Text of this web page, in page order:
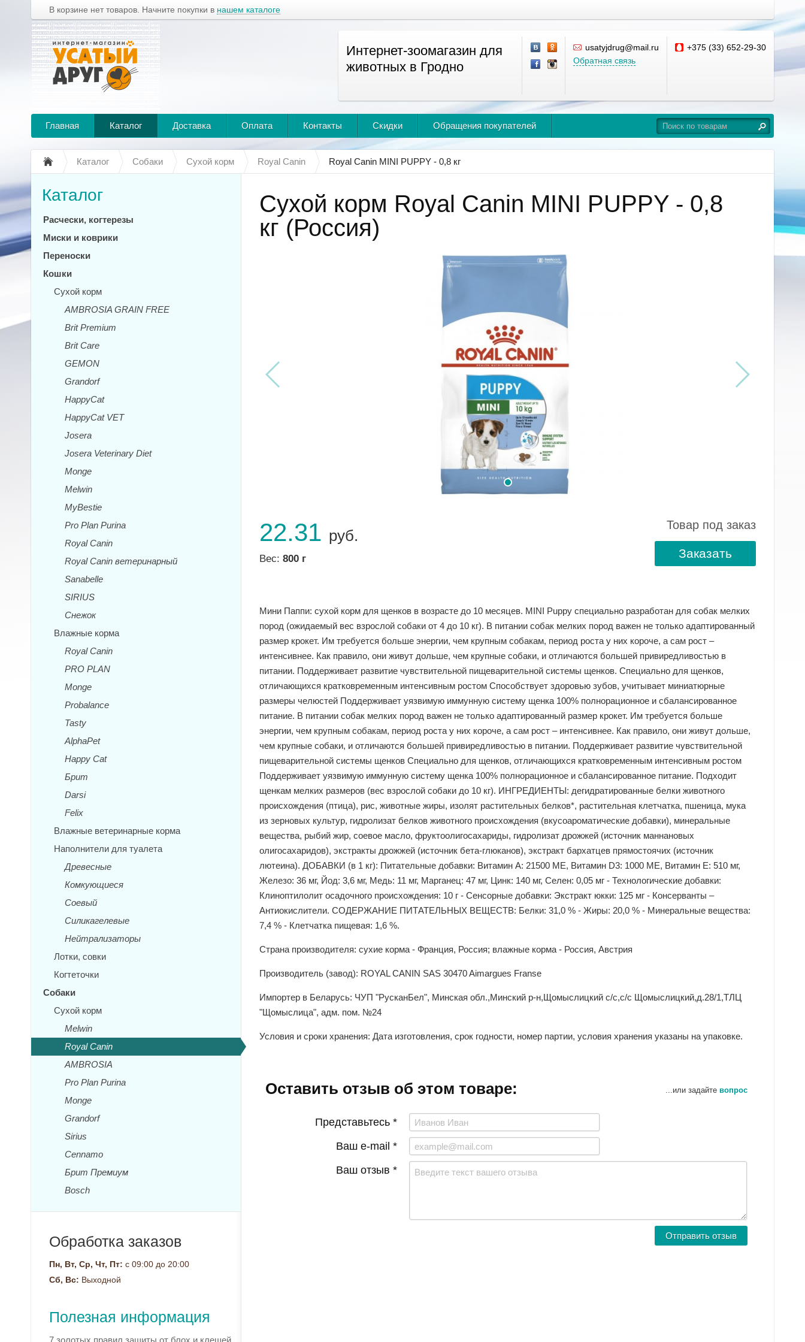
В корзине нет товаров. Начните покупки в нашем каталоге
Интернет-зоомагазин для
животных в Гродно
usatyjdrug@mail.ru
Обратная связь
+375 (33) 652-29-30
Главная Каталог Доставка Оплата Контакты Скидки Обращения покупателей
Каталог Собаки Сухой корм Royal Canin Royal Canin MINI PUPPY - 0,8 кг
Сухой корм Royal Canin MINI PUPPY - 0,8
кг (Россия)
22.31 руб.
Вес: 800 г
Товар под заказ
Заказать
Мини Паппи: сухой корм для щенков в возрасте до 10 месяцев. MINI Puppy специально разработан для собак мелких
пород (ожидаемый вес взрослой собаки от 4 до 10 кг). В питании собак мелких пород важен не только адаптированный
размер крокет. Им требуется больше энергии, чем крупным собакам, период роста у них короче, а сам рост –
интенсивнее. Как правило, они живут дольше, чем крупные собаки, и отличаются большей привиредливостью в
питании. Поддерживает развитие чувствительной пищеварительной системы щенков. Специально для щенков,
отличающихся кратковременным интенсивным ростом Способствует здоровью зубов, учитывает миниатюрные
размеры челюстей Поддерживает уязвимую иммунную систему щенка 100% полнорационное и сбалансированное
питание. В питании собак мелких пород важен не только адаптированный размер крокет. Им требуется больше
энергии, чем крупным собакам, период роста у них короче, а сам рост – интенсивнее. Как правило, они живут дольше,
чем крупные собаки, и отличаются большей привиредливостью в питании. Поддерживает развитие чувствительной
пищеварительной системы щенков Специально для щенков, отличающихся кратковременным интенсивным ростом
Поддерживает уязвимую иммунную систему щенка 100% полнорационное и сбалансированное питание. Подходит
щенкам мелких размеров (вес взрослой собаки до 10 кг). ИНГРЕДИЕНТЫ: дегидратированные белки животного
происхождения (птица), рис, животные жиры, изолят растительных белков*, растительная клетчатка, пшеница, мука
из зерновых культур, гидролизат белков животного происхождения (вкусоароматические добавки), минеральные
вещества, рыбий жир, соевое масло, фруктоолигосахариды, гидролизат дрожжей (источник мaннановых
олигосахаридов), экстракты дрожжей (источник бета-глюканов), экстракт бархатцев прямостоячих (источник
лютеина). ДОБАВКИ (в 1 кг): Питательные добавки: Витамин A: 21500 ME, Витамин D3: 1000 ME, Витамин E: 510 мг,
Железо: 36 мг, Йод: 3,6 мг, Медь: 11 мг, Марганец: 47 мг, Цинк: 140 мг, Ceлeн: 0,05 мг - Технологические добавки:
Клиноптилолит осадочного происхождения: 10 г - Сенсорные добавки: Экстракт юкки: 125 мг - Консерванты –
Антиокислители. СОДЕРЖАНИЕ ПИТАТЕЛЬНЫХ ВЕЩЕСТВ: Белки: 31,0 % - Жиры: 20,0 % - Минеральные вещества:
7,4 % - Клетчатка пищевая: 1,6 %.
Страна производителя: сухие корма - Франция, Россия; влажные корма - Россия, Австрия
Производитель (завод): ROYAL CANIN SAS 30470 Aimargues Franse
Импортер в Беларусь: ЧУП "РусканБел", Минская обл.,Минский р-н,Щомыслицкий с/с,с/с Щомыслицкий,д.28/1,ТЛЦ
"Щомыслица", адм. пом. №24
Условия и сроки хранения: Дата изготовления, срок годности, номер партии, условия хранения указаны на упаковке.
Оставить отзыв об этом товаре: ...или задайте вопрос
Представьтесь *
Ваш e-mail *
Ваш отзыв *
Каталог
Расчески, когтерезы
Миски и коврики
Переноски
Кошки
Сухой корм
AMBROSIA GRAIN FREE
Brit Premium
Brit Care
GEMON
Grandorf
HappyCat
HappyCat VET
Josera
Josera Veterinary Diet
Monge
Melwin
MyBestie
Pro Plan Purina
Royal Canin
Royal Canin ветеринарный
Sanabelle
SIRIUS
Снежок
Влажные корма
Royal Canin
PRO PLAN
Monge
Probalance
Tasty
AlphaPet
Happy Cat
Брит
Darsi
Felix
Влажные ветеринарные корма
Наполнители для туалета
Древесные
Комкующиеся
Соевый
Силикагелевые
Нейтрализаторы
Лотки, совки
Когтеточки
Собаки
Сухой корм
Melwin
Royal Canin
AMBROSIA
Pro Plan Purina
Monge
Grandorf
Sirius
Cennamo
Брит Премиум
Bosch
Обработка заказов
Пн, Вт, Ср, Чт, Пт: с 09:00 до 20:00
Сб, Вс: Выходной
Полезная информация
7 золотых правил защиты от блох и клещей